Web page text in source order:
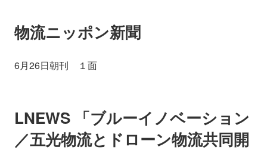
会社情報
採用情報
物流ニッポン新聞
6月26日朝刊 １面
LNEWS 「ブルーイノベーション
／五光物流とドローン物流共同開